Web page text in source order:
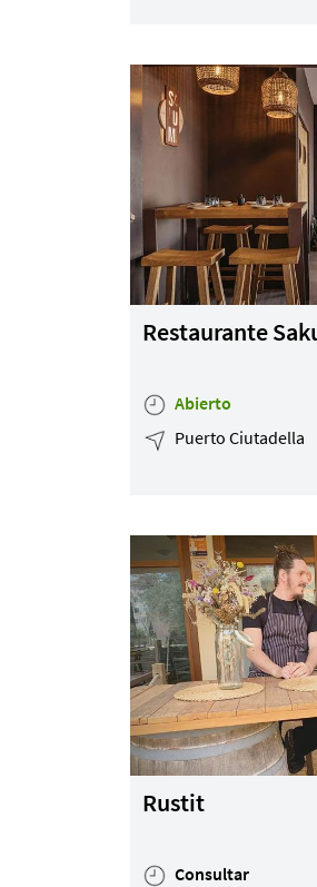
Restaurante
Abierto
Puerto Ciutadella
Rustit
Consultar